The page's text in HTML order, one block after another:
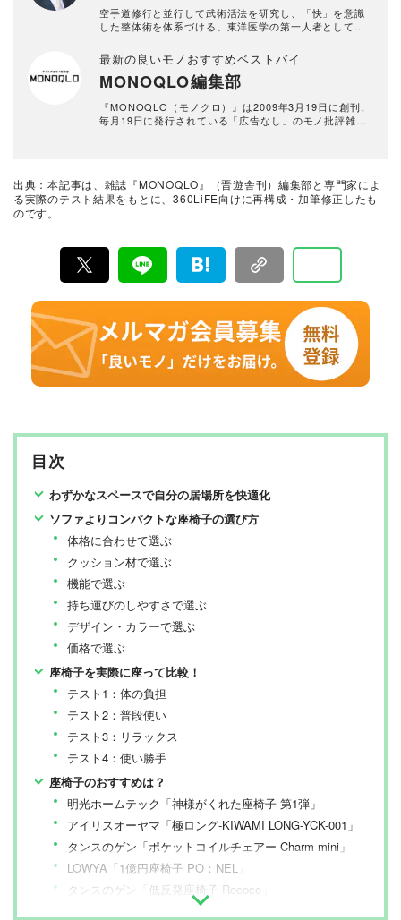
空手道修行と並行して武術活法を研究し、「快」を意識
した整体術を体系づける。東洋医学の第一人者として、
中学3年生から生理解剖医学に立脚した空手道として知ら
れた千唐流宗家のもとに入門。快整体術研究所所長、日
本プロ整体療術師協会会長、城西国際大学空手道部技術
顧問、国際千唐流空手道連盟直真塾塾長。
最新の良いモノおすすめベストバイ
MONOQLO編集部
『MONOQLO（モノクロ）』は2009年3月19日に創刊、
毎月19日に発行されている「広告なし」のモノ批評雑誌
に良いモノ」だけを厳選して紹介。編集長・山田和樹を
中心に、11名以上の編集体制で日々の検証・記事制作を
出典：本記事は、雑誌『MONOQLO』（晋遊舎刊）編集部と専門家によ
る実際のテスト結果をもとに、360LiFE向けに再構成・加筆修正したも
のです。
目次
わずかなスペースで自分の居場所を快適化
ソファよりコンパクトな座椅子の選び方
体格に合わせて選ぶ
クッション材で選ぶ
機能で選ぶ
持ち運びのしやすさで選ぶ
デザイン・カラーで選ぶ
価格で選ぶ
座椅子を実際に座って比較！
テスト1：体の負担
テスト2：普段使い
テスト3：リラックス
テスト4：使い勝手
座椅子のおすすめは？
明光ホームテック「神様がくれた座椅子 第1弾」
アイリスオーヤマ「極ロング-KIWAMI LONG-YCK-001」
タンスのゲン「ポケットコイルチェアー Charm mini」
LOWYA「1億円座椅子 PO：NEL」
タンスのゲン「低反発座椅子 Rococo」
アイリスオーヤマ「極 - KIWAMI- FC-560」